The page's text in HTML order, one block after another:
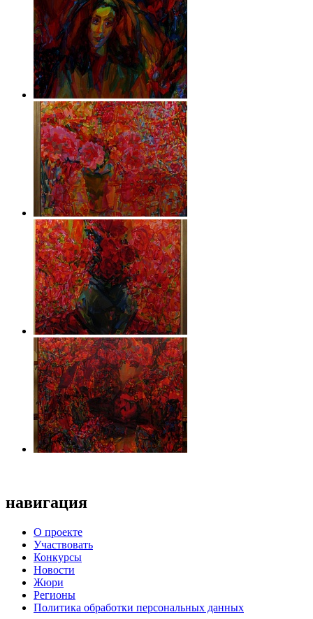
навигация
О проекте
Участвовать
Конкурсы
Новости
Жюри
Регионы
Политика обработки персональных данных